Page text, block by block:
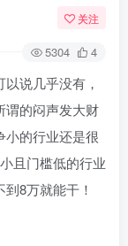
关注
5304 4
说几乎没有，
谓的闷声发大财
小的行业还是很
且门槛低的行业
8万就能干！